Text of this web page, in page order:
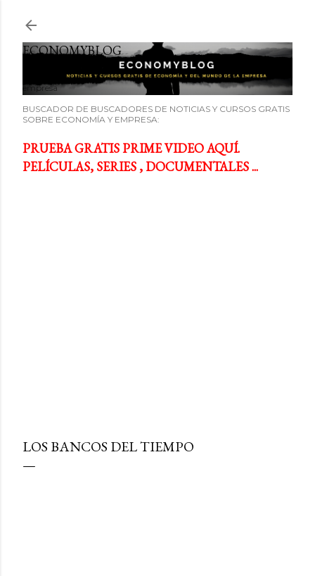
ECONOMYBLOG
Noticias y cursos GRATIS sobre economía y el mundo de la
empresa
BUSCADOR DE BUSCADORES DE NOTICIAS Y CURSOS GRATIS
SOBRE ECONOMÍA Y EMPRESA:
PRUEBA GRATIS PRIME VIDEO AQUÍ.
PELÍCULAS, SERIES , DOCUMENTALES ...
LOS BANCOS DEL TIEMPO